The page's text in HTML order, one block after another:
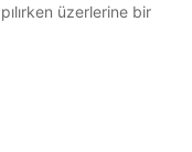
üzerlerine bir